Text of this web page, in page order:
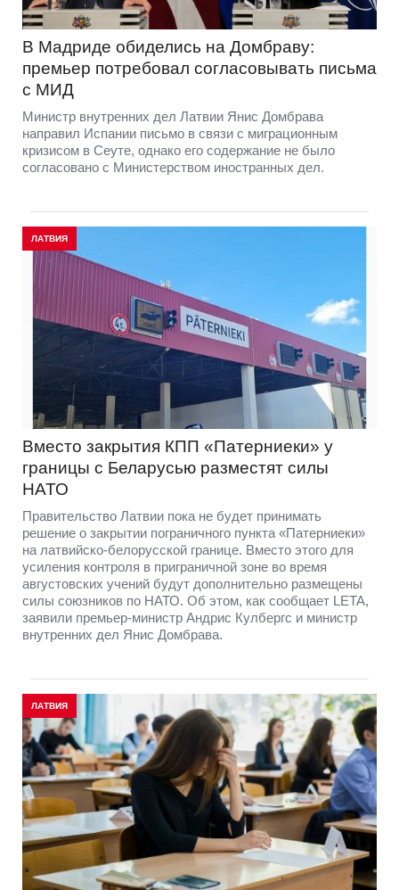
В Мадриде обиделись на Домбраву:
премьер потребовал согласовывать письма
с МИД
Министр внутренних дел Латвии Янис Домбрава
направил Испании письмо в связи с миграционным
кризисом в Сеуте, однако его содержание не было
согласовано с Министерством иностранных дел.
ЛАТВИЯ
Вместо закрытия КПП «Патерниеки» у
границы с Беларусью разместят силы
НАТО
Правительство Латвии пока не будет принимать
решение о закрытии пограничного пункта «Патерниеки»
на латвийско-белорусской границе. Вместо этого для
усиления контроля в приграничной зоне во время
августовских учений будут дополнительно размещены
силы союзников по НАТО. Об этом, как сообщает LETA,
заявили премьер-министр Андрис Кулбергс и министр
внутренних дел Янис Домбрава.
ЛАТВИЯ